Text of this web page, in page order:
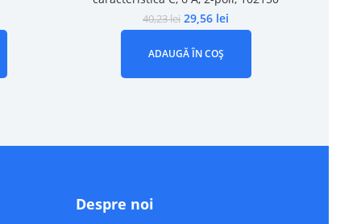
40,23lei 29,56 lei
ADAUGĂ ÎN COȘ
Despre noi